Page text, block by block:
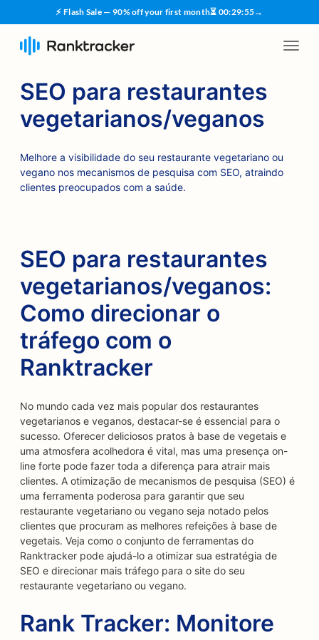
⚡ Flash Sale — 90% off your first month⏳ 00:29:55→
SEO para restaurantes
vegetarianos/veganos
Melhore a visibilidade do seu restaurante vegetariano ou
vegano nos mecanismos de pesquisa com SEO, atraindo
clientes preocupados com a saúde.
SEO para restaurantes
vegetarianos/veganos:
Como direcionar o
tráfego com o
Ranktracker
No mundo cada vez mais popular dos restaurantes
vegetarianos e veganos, destacar-se é essencial para o
sucesso. Oferecer deliciosos pratos à base de vegetais e
uma atmosfera acolhedora é vital, mas uma presença on-
line forte pode fazer toda a diferença para atrair mais
clientes. A otimização de mecanismos de pesquisa (SEO) é
uma ferramenta poderosa para garantir que seu
restaurante vegetariano ou vegano seja notado pelos
clientes que procuram as melhores refeições à base de
vegetais. Veja como o conjunto de ferramentas do
Ranktracker pode ajudá-lo a otimizar sua estratégia de
SEO e direcionar mais tráfego para o site do seu
restaurante vegetariano ou vegano.
Rank Tracker: Monitore